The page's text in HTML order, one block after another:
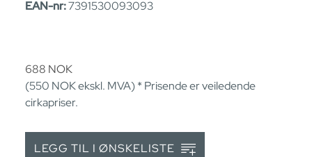
EAN-nr:7391530093093
688 NOK
(550 NOKekskl. MVA) * Prisende er veiledende
cirkapriser.
LEGG TIL I ØNSKELISTE